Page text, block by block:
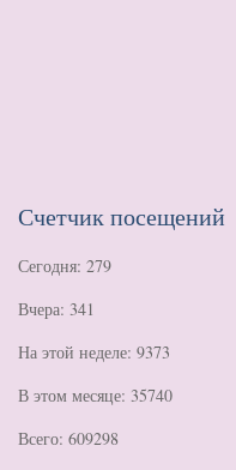
Счетчик посещений
Сегодня: 279
Вчера: 341
На этой неделе: 9373
В этом месяце: 35740
Всего: 609298